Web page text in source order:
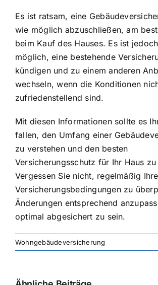
Es ist ratsam, eine
wie möglich abzuschließen, am
beim Kauf des Hauses. Es ist
möglich, eine bestehende
kündigen und zu einem anderen
wechseln, wenn die Konditionen
zufriedenstellend sind.
Mit diesen Informationen sollte es
fallen, den Umfang einer
zu verstehen und den besten
Versicherungsschutz für Ihr Haus
Vergessen Sie nicht, regelmäßig Ihre
Versicherungsbedingungen zu
Änderungen entsprechend
optimal abgesichert zu sein.
Wohngebäudeversicherung